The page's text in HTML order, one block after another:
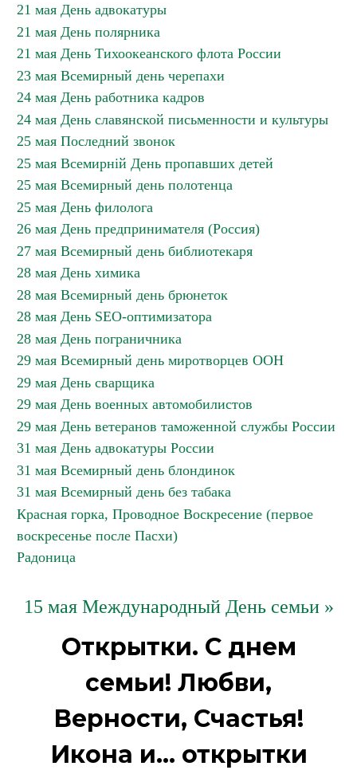
21 мая День адвокатуры
21 мая День полярника
21 мая День Тихоокеанского флота России
23 мая Всемирный день черепахи
24 мая День работника кадров
24 мая День славянской письменности и культуры
25 мая Последний звонок
25 мая Всемирній День пропавших детей
25 мая Всемирный день полотенца
25 мая День филолога
26 мая День предпринимателя (Россия)
27 мая Всемирный день библиотекаря
28 мая День химика
28 мая Всемирный день брюнеток
28 мая День SEO-оптимизатора
28 мая День пограничника
29 мая Всемирный день миротворцев ООН
29 мая День сварщика
29 мая День военных автомобилистов
29 мая День ветеранов таможенной службы России
31 мая День адвокатуры России
31 мая Всемирный день блондинок
31 мая Всемирный день без табака
Красная горка, Проводное Воскресение (первое
воскресенье после Пасхи)
Радоница
15 мая Международный День семьи »
Открытки. С днем
семьи! Любви,
Верности, Счастья!
Икона и... открытки